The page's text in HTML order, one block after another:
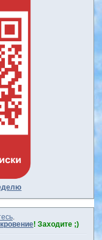
.
! Заходите ;)